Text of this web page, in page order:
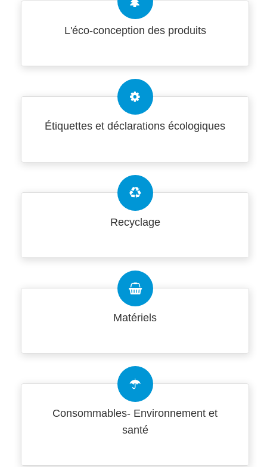
L'éco-conception des produits
Étiquettes et déclarations écologiques
Recyclage
Matériels
Consommables- Environnement et
santé